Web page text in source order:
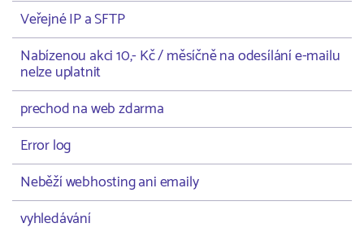
Veřejné IP a SFTP
Nabízenou akci 10,- Kč / měsíčně na odesílání e-mailu
nelze uplatnit
prechod na web zdarma
Error log
Neběží webhosting ani emaily
vyhledávání